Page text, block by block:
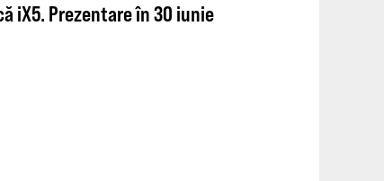
iX5. Prezentare în 30 iunie